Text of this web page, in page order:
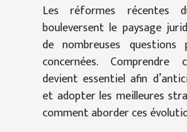
Les réformes récentes
bouleversent le paysage
de nombreuses
concernées. Comprendre
devient essentiel afin
et adopter les meilleures
comment aborder ces